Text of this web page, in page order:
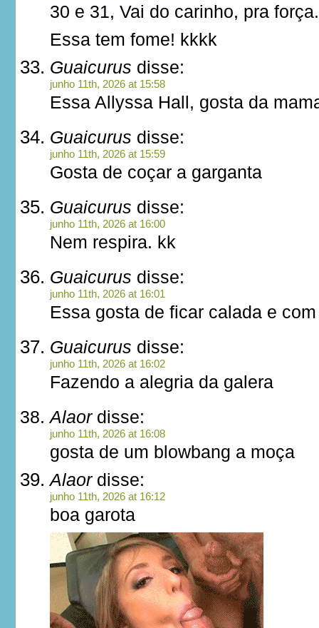
30 e 31, Vai do carinho, pra força.
Essa tem fome! kkkk
Guaicurus disse:
junho 11th, 2026 at 15:58
Essa Allyssa Hall, gosta da
Guaicurus disse:
junho 11th, 2026 at 15:59
Gosta de coçar a garganta
Guaicurus disse:
junho 11th, 2026 at 16:00
Nem respira. kk
Guaicurus disse:
junho 11th, 2026 at 16:01
Essa gosta de ficar calada e
Guaicurus disse:
junho 11th, 2026 at 16:02
Fazendo a alegria da galera
Alaordisse:
junho 11th, 2026 at 16:08
gosta de um blowbang a moça
Alaordisse:
junho 11th, 2026 at 16:12
boa garota